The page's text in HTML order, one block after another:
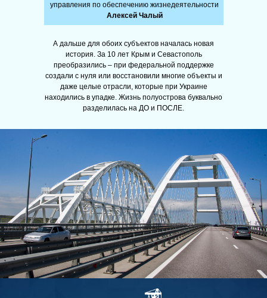
управления по обеспечению жизнедеятельности
Алексей Чалый
А дальше для обоих субъектов началась новая
история. За 10 лет Крым и Севастополь
преобразились – при федеральной поддержке
создали с нуля или восстановили многие объекты и
даже целые отрасли, которые при Украине
находились в упадке. Жизнь полуострова буквально
разделилась на ДО и ПОСЛЕ.